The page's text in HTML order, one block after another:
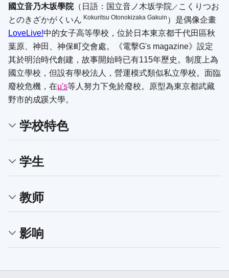
國立音乃木坂學院（日語： 国立音ノ木坂学院 ／ こくりつお
とのきざかがくいん Kokuritsu Otonokizaka Gakuin ）是偶像企畫
LoveLive!中的女子高等學校，位於日本東京都千代田區秋
葉原、神田、神保町交會處。《電擊G's magazine》設定
其於明治時代創建，故事開始時已有115年歷史。制度上為
國立學校，但設有學校法人，營運模式類似私立學校。面臨
廢校危機，在μ's等人努力下免於廢校。原型為東京都武藏
野市的成蹊大學。
学校特色
学生
教师
影响